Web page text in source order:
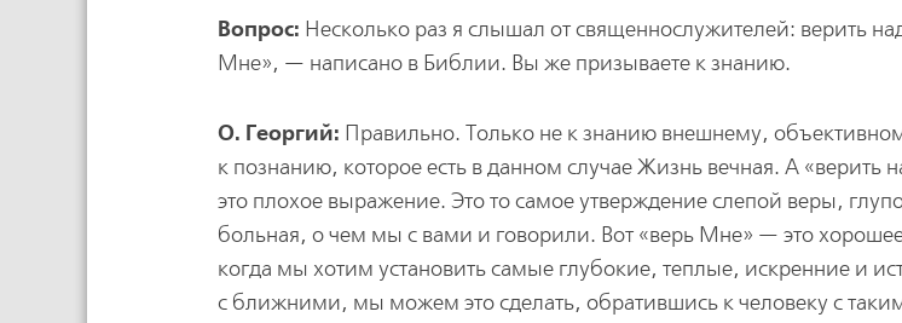
Вопрос: Несколько раз я слышал от священнослужителей: верить
Мне», — написано в Библии. Вы же призываете к знанию.
О. Георгий: Правильно. Только не к знанию внешнему,
к познанию, которое есть в данном случае Жизнь вечная. А «верить
это плохое выражение. Это то самое утверждение слепой веры,
больная, о чем мы с вами и говорили. Вот «верь Мне» — это
когда мы хотим установить самые глубокие, теплые, искренние и
с ближними, мы можем это сделать, обратившись к человеку с